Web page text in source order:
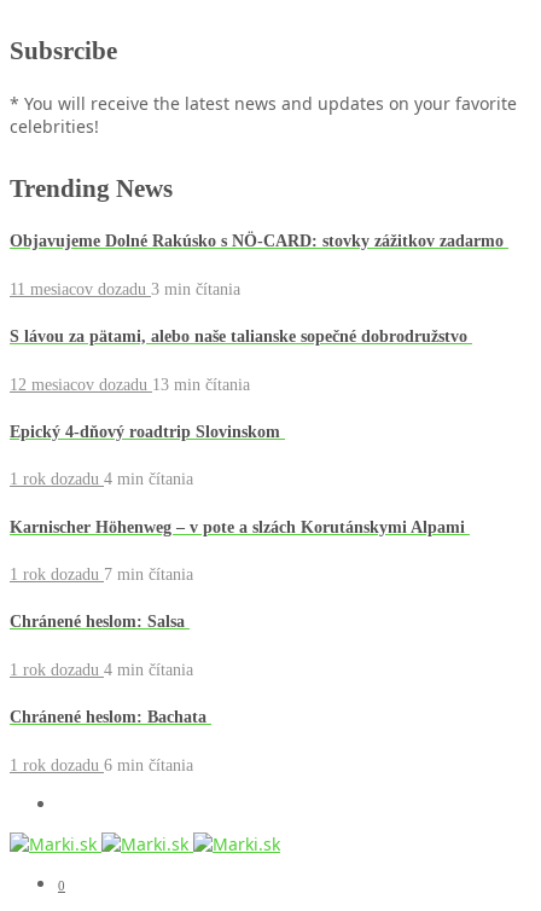
Subsrcibe
* You will receive the latest news and updates on your favorite
celebrities!
Trending News
Objavujeme Dolné Rakúsko s NÖ-CARD: stovky zážitkov zadarmo
11 mesiacov dozadu 3 min čítania
S lávou za pätami, alebo naše talianske sopečné dobrodružstvo
12 mesiacov dozadu 13 min čítania
Epický 4-dňový roadtrip Slovinskom
1 rok dozadu 4 min čítania
Karnischer Höhenweg – v pote a slzách Korutánskymi Alpami
1 rok dozadu 7 min čítania
Chránené heslom: Salsa
1 rok dozadu 4 min čítania
Chránené heslom: Bachata
1 rok dozadu 6 min čítania
0